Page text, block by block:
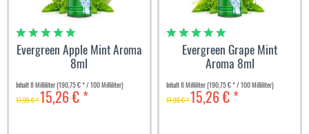
Evergreen Apple Mint Aroma
8ml
Inhalt8 Milliliter(190,75 € * / 100 Milliliter)
17,95 € *15,26 € *
Evergreen Grape Mint
Aroma 8ml
Inhalt8 Milliliter(190,75 € * / 100 Milliliter)
17,95 € *15,26 € *